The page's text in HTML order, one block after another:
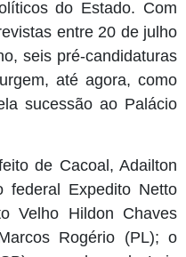
do Estado. Com
entre 20 de julho
seis pré-candidaturas
até agora, como
sucessão ao Palácio
de Cacoal, Adailton
federal Expedito Netto
Velho Hildon Chaves
Rogério (PL); o